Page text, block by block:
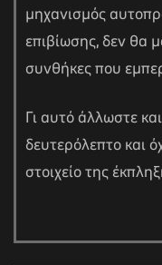
μηχανισμός
επιβίωσης, δεν θα
συνθήκες που
Γι αυτό άλλωστε
δευτερόλεπτο και
στοιχείο της